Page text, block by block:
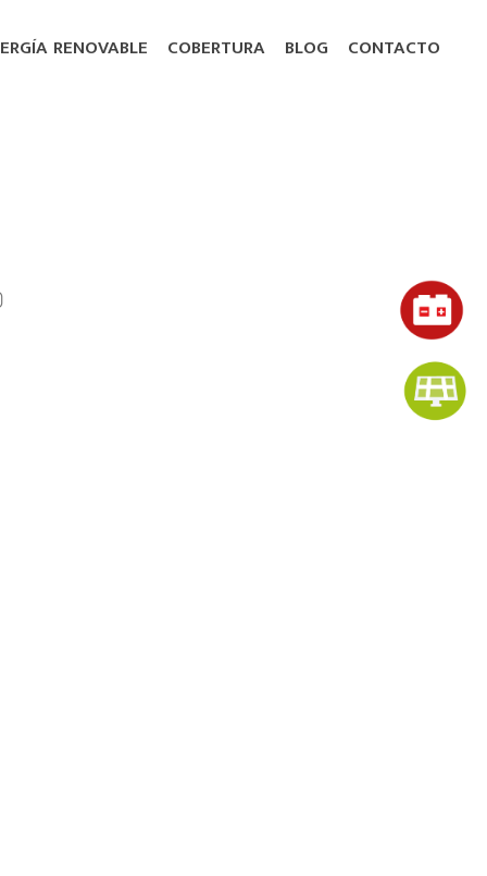
RENOVABLE COBERTURA BLOG CONTACTO